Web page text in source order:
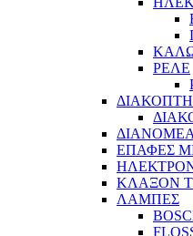
ΡΕΛΕ
ΕΠΑΦΕΣ
ΚΛΑΞΟΝ
ΛΑΜΠΕΣ